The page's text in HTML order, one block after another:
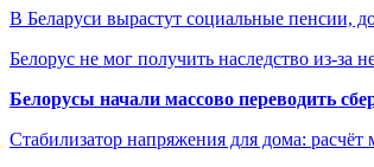
В Беларуси вырастут социальные пенсии,
Белорус не мог получить наследство из-за
Белорусы начали массово переводить
Стабилизатор напряжения для дома: